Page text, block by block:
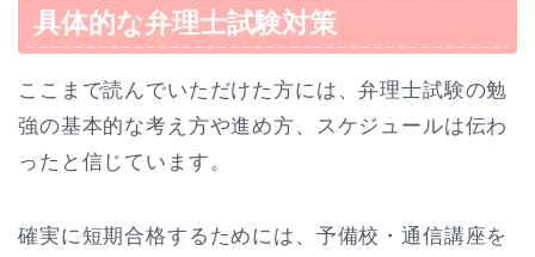
具体的な弁理士試験対策
ここまで読んでいただけた方には、弁理士試験の勉
強の基本的な考え方や進め方、スケジュールは伝わ
ったと信じています。
確実に短期合格するためには、予備校・通信講座を